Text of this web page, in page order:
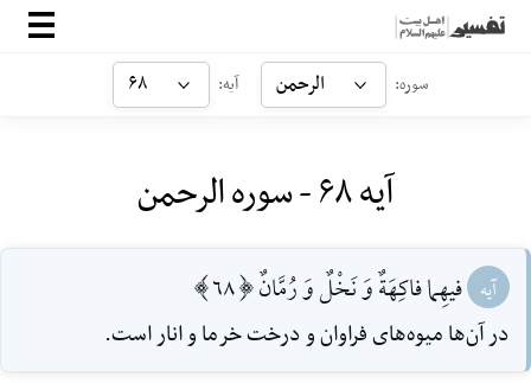
صفحه‌اصلی
ارتباط با ما
سوره: الرحمن آیه: ۶۸
آیه ۶۸ - سوره الرحمن
آیه فيهِما فاكِهَةٌ وَ نَخْلٌ وَ رُمَّانٌ [68]
در آن‌ها ميوه‌هاى فراوان و درخت خرما و انار است.